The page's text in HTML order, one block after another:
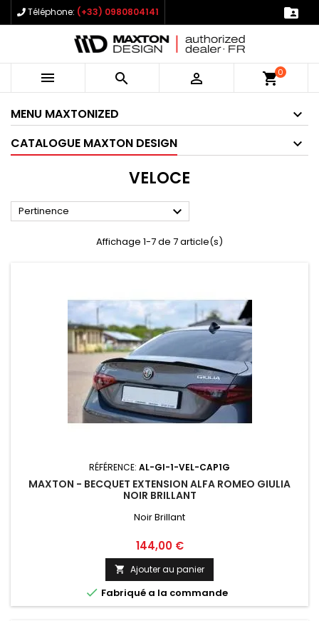
Téléphone: (+33) 0980804141 
   shopping_cart0
MENU MAXTONIZED
CATALOGUE MAXTON DESIGN
VELOCE
Pertinence 
Affichage 1-7 de 7 article(s)
RÉFÉRENCE: AL-GI-1-VEL-CAP1G
MAXTON - BECQUET EXTENSION ALFA ROMEO GIULIA
NOIR BRILLANT
Noir Brillant
Prix
144,00 €
 Ajouter au panier
 Fabriqué a la commande